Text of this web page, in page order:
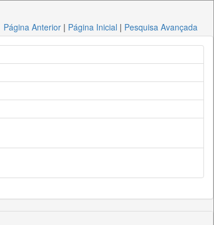
Página Anterior | Página Inicial | Pesquisa Avançada